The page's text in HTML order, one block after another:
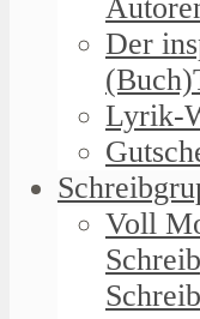
Der
Lyrik-
Voll